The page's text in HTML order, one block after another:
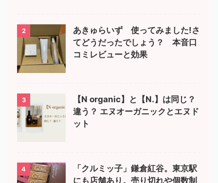
2
あきゅらいず 使ってみました!さ
てどうだったでしょう？ 本音口
【N organic】と【N.】は同じ？
違う？ エヌオーガニックとエヌド
4
「クルミッ子」鎌倉紅谷。東京駅